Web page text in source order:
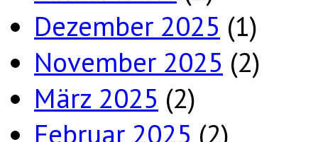
Dezember 2025 (1)
November 2025 (2)
März 2025 (2)
Februar 2025 (2)